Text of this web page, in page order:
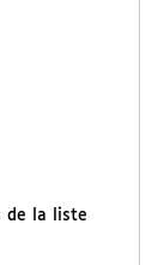
de la liste